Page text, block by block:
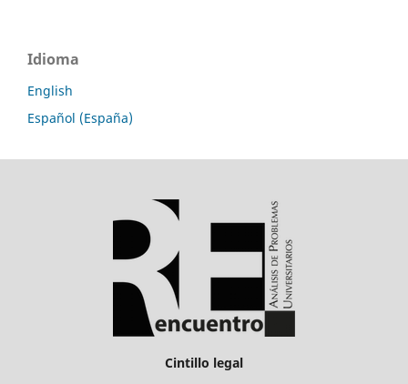
Idioma
English
Español (España)
Cintillo legal